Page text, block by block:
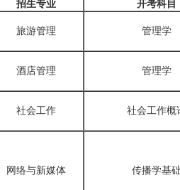
招生专业 开考科目
旅游管理 管理学
酒店管理 管理学
社会工作 社会工作概
网络与新媒体 传播学基础